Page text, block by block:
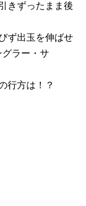
きずったまま後
ず出玉を伸ばせ
ラー・サ
行方は！？